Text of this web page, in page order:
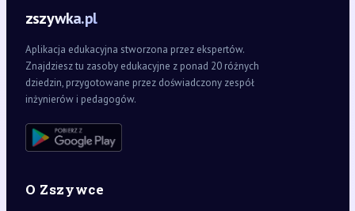
zszywka.pl
Aplikacja edukacyjna stworzona przez ekspertów.
Znajdziesz tu zasoby edukacyjne z ponad 20 różnych
dziedzin, przygotowane przez doświadczony zespół
inżynierów i pedagogów.
O Zszywce